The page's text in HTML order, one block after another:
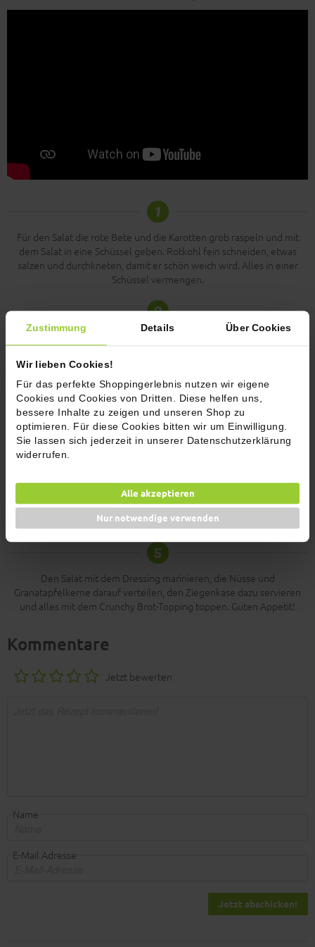
Zustimmung Details Über Cookies
Wir lieben Cookies!
Für das perfekte Shoppingerlebnis nutzen wir eigene
Cookies und Cookies von Dritten. Diese helfen uns,
bessere Inhalte zu zeigen und unseren Shop zu
optimieren. Für diese Cookies bitten wir um Einwilligung.
Sie lassen sich jederzeit in unserer Datenschutzerklärung
widerrufen.
Alle akzeptieren
Nur notwendige verwenden
1
Für den Salat die rote Bete und die Karotten grob raspeln und mit
dem Salat in eine Schüssel geben. Rotkohl fein schneiden, etwas
salzen und durchkneten, damit er schön weich wird. Alles in einer
Schüssel vermengen.
2
Die Pistazien, Cashews und Kürbiskerne in einer Pfanne ohne Fett
3
Den Ziegenkäse mit Honig und unserem wilden Thymian bestreuen,
um diesen im 230 Grad heißen Ofen (Grillfunktion oder Oberhitze) für
3-4 Min. goldbraun karamellisieren zu lassen (oder alternativ mit
4
In der Zwischenzeit alle Zutaten für das Dressing mit einem
Pürierstab oder Mixer zu einem sämigen Dressing mixen.
5
Den Salat mit dem Dressing marinieren, die Nüsse und
Granatapfelkerne darauf verteilen, den Ziegenkäse dazu servieren
und alles mit dem Crunchy Brot-Topping toppen. Guten Appetit!
Kommentare
Jetzt bewerten
Name
E-Mail Adresse
Jetzt abschicken!